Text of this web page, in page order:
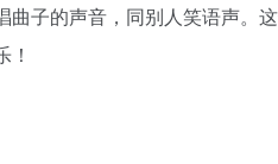
子的声音，同别人笑语声。